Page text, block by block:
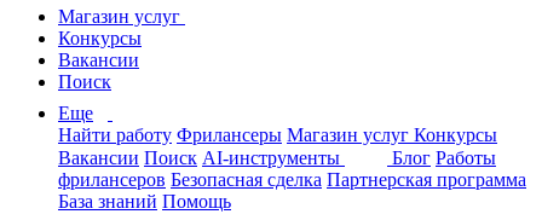
Магазин услуг
Конкурсы
Вакансии
Поиск
Еще
Найти работу Фрилансеры Магазин услуг Конкурсы
Вакансии Поиск AI-инструменты Блог Работы
фрилансеров Безопасная сделка Партнерская программа
База знаний Помощь